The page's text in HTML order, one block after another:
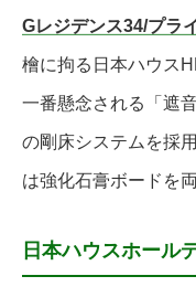
Gレジデンス34/プラ
檜に拘る日本ハウス
一番懸念される「遮
の剛床システムを採
は強化石膏ボードを
日本ハウスホール